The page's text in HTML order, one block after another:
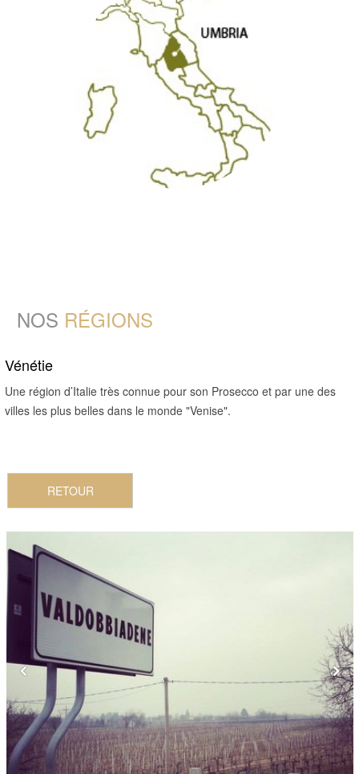
NOS RÉGIONS
Vénétie
Une région d’Italie très connue pour son Prosecco et par une des
villes les plus belles dans le monde "Venise".
RETOUR